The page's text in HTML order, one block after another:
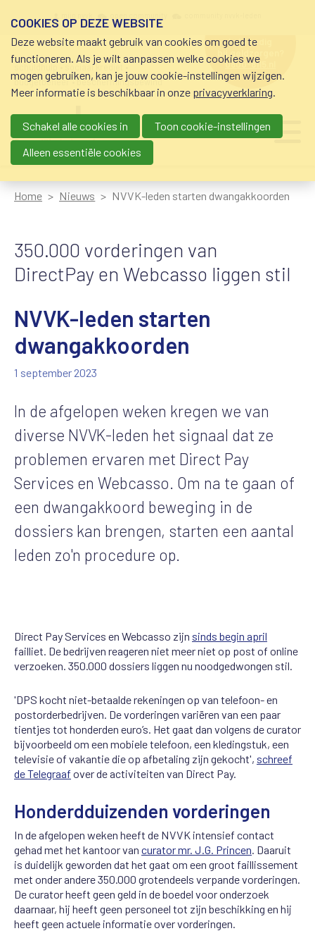
schuldhulp • sociaal krediet •
budgetbeheer • beschermingsbewind
hulp nodig
bij geldzorgen?
0800-8115.nl
Main navigation
Home Nieuws NVVK-leden starten dwangakkoorden
350.000 vorderingen van
DirectPay en Webcasso liggen stil
NVVK-leden starten
dwangakkoorden
1 september 2023
In de afgelopen weken kregen we van
diverse NVVK-leden het signaal dat ze
problemen ervaren met Direct Pay
Services en Webcasso. Om na te gaan of
een dwangakkoord beweging in de
dossiers kan brengen, starten een aantal
leden zo'n procedure op.
Direct Pay Services en Webcasso zijn sinds begin april
failliet. De bedrijven reageren niet meer niet op post of online
verzoeken. 350.000 dossiers liggen nu noodgedwongen stil.
'DPS kocht niet-betaalde rekeningen op van telefoon- en
postorderbedrijven. De vorderingen variëren van een paar
tientjes tot honderden euro’s. Het gaat dan volgens de curator
bijvoorbeeld om een mobiele telefoon, een kledingstuk, een
televisie of vakantie die op afbetaling zijn gekocht', schreef
de Telegraaf over de activiteiten van Direct Pay.
Honderdduizenden vorderingen
In de afgelopen weken heeft de NVVK intensief contact
gehad met het kantoor van curator mr. J.G. Princen. Daaruit
is duidelijk geworden dat het gaat om een groot faillissement
met onder andere 350.000 grotendeels verpande vorderingen.
De curator heeft geen geld in de boedel voor onderzoek
daarnaar, hij heeft geen personeel tot zijn beschikking en hij
heeft geen actuele informatie over vorderingen.
COOKIES OP DEZE WEBSITE
Deze website maakt gebruik van cookies om goed te
functioneren. Als je wilt aanpassen welke cookies we
mogen gebruiken, kan je jouw cookie-instellingen wijzigen.
Meer informatie is beschikbaar in onze privacyverklaring.
Schakel alle cookies in
Toon cookie-instellingen
Alleen essentiële cookies